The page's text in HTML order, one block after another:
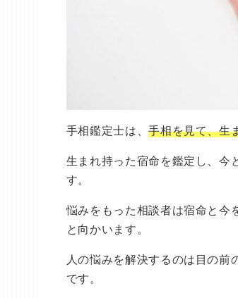
手相鑑定士は、手相を見て、生
生まれ持った宿命を鑑定し、今
す。
悩みをもった相談者は宿命と今
と向かいます。
人の悩みを解決するのは目の前
です。